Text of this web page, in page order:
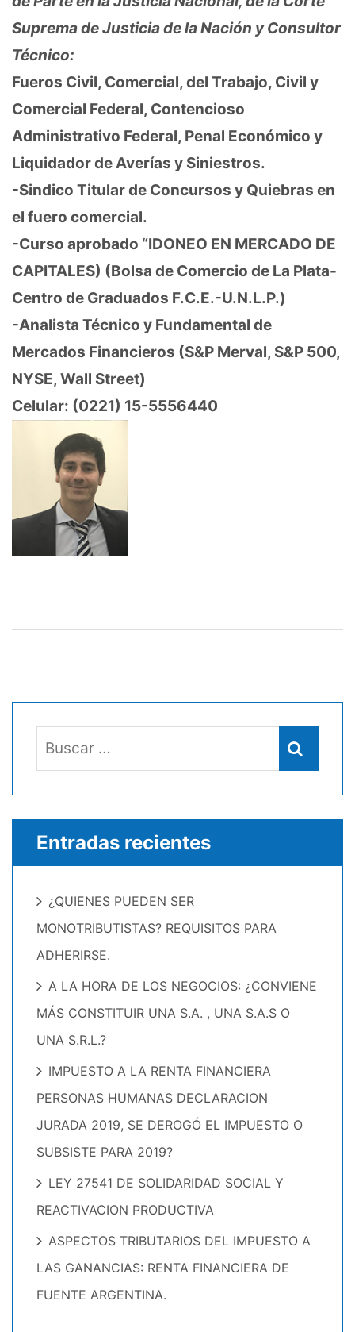
Suprema de Justicia de la Nación y Consultor
Técnico:
Fueros Civil, Comercial, del Trabajo, Civil y
Comercial Federal, Contencioso
Administrativo Federal, Penal Económico y
Liquidador de Averías y Siniestros.
-Sindico Titular de Concursos y Quiebras en
el fuero comercial.
-Curso aprobado “IDONEO EN MERCADO DE
CAPITALES) (Bolsa de Comercio de La Plata-
Centro de Graduados F.C.E.-U.N.L.P.)
-Analista Técnico y Fundamental de
Mercados Financieros (S&P Merval, S&P 500,
NYSE, Wall Street)
Celular: (0221) 15-5556440
Buscar: Buscar
Entradas recientes
¿QUIENES PUEDEN SER
MONOTRIBUTISTAS? REQUISITOS PARA
ADHERIRSE.
A LA HORA DE LOS NEGOCIOS: ¿CONVIENE
MÁS CONSTITUIR UNA S.A. , UNA S.A.S O
UNA S.R.L.?
IMPUESTO A LA RENTA FINANCIERA
PERSONAS HUMANAS DECLARACION
JURADA 2019, SE DEROGÓ EL IMPUESTO O
SUBSISTE PARA 2019?
LEY 27541 DE SOLIDARIDAD SOCIAL Y
REACTIVACION PRODUCTIVA
ASPECTOS TRIBUTARIOS DEL IMPUESTO A
LAS GANANCIAS: RENTA FINANCIERA DE
FUENTE ARGENTINA.